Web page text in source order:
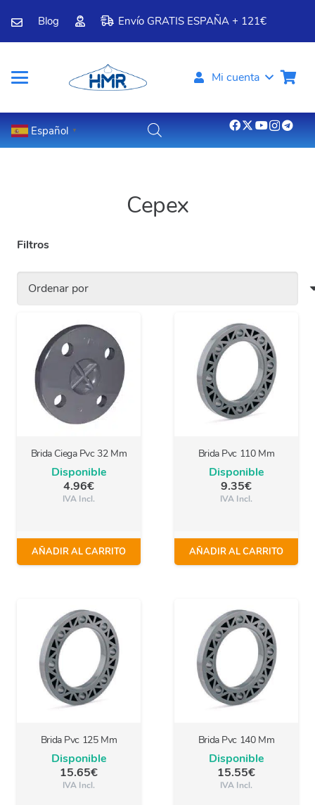
Blog Envío GRATIS ESPAÑA + 121€
Mi cuenta
Español ▼
Cepex
Filtros
Brida Ciega Pvc 32 Mm
Disponible
4.96€
IVA Incl.
AÑADIR AL CARRITO
Brida Pvc 110 Mm
Disponible
9.35€
IVA Incl.
AÑADIR AL CARRITO
Brida Pvc 125 Mm
Disponible
15.65€
IVA Incl.
Brida Pvc 140 Mm
Disponible
15.55€
IVA Incl.